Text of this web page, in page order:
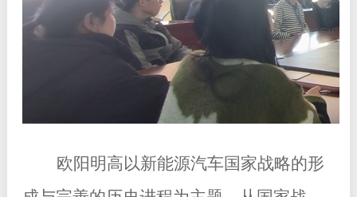
欧阳明高以新能源汽车国家战略的形